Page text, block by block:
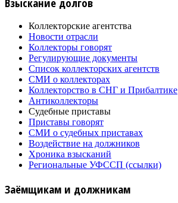
Коллекторские агентства
Новости отрасли
Коллекторы говорят
Регулирующие документы
Список коллекторских агентств
СМИ о коллекторах
Коллекторство в СНГ и Прибалтике
Антиколлекторы
Судебные приставы
Приставы говорят
СМИ о судебных приставах
Воздействие на должников
Хроника взысканий
Региональные УФССП (ссылки)
Заёмщикам и должникам